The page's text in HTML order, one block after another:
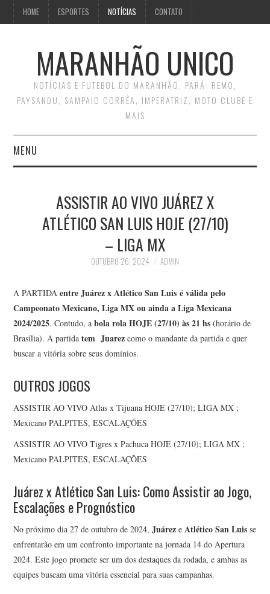
HOME ESPORTES NOTÍCIAS CONTATO
MARANHÃO UNICO
NOTÍCIAS E FUTEBOL DO MARANHÃO, PARÁ: REMO,
PAYSANDU, SAMPAIO CORRÊA, IMPERATRIZ, MOTO CLUBE E
MAIS
MENU
CONTATOASSISTIR AO VIVO JUÁREZ X
ATLÉTICO SAN LUIS HOJE (27/10)
– LIGA MX
OUTUBRO 26, 2024 ADMIN
A PARTIDAentre Juárez x Atlético San Luis é válida pelo
Campeonato Mexicano, Liga MX ou ainda a Liga Mexicana
2024/2025. Contudo, a bola rola HOJE (27/10)às 21 hs(horário de
Brasília). A partida tem Juarezcomo o mandante da partida e quer
buscar a vitória sobre seus domínios.
OUTROS JOGOS
ASSISTIR AO VIVO Atlas x Tijuana HOJE (27/10); LIGA MX ;
Mexicano PALPITES, ESCALAÇÕES
ASSISTIR AO VIVO Tigres x Pachuca HOJE (27/10); LIGA MX ;
Mexicano PALPITES, ESCALAÇÕES
Juárez x Atlético San Luis: Como Assistir ao Jogo,
Escalações e Prognóstico
No próximo dia 27 de outubro de 2024,Juárez eAtlético San Luis se
enfrentarão em um confronto importante na jornada 14 do Apertura
2024. Este jogo promete ser um dos destaques da rodada, e ambas as
equipes buscam uma vitória essencial para suas campanhas.